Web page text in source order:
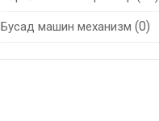
Бусад машин механизм (0)